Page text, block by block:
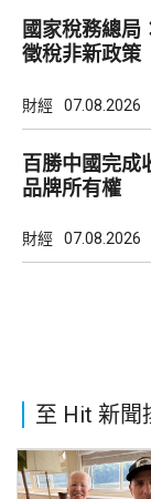
國家稅務總局
徵稅非新政
財經 07.08.2026
百勝中國完成
品牌所有權
財經 07.08.2026
至 Hit 新聞